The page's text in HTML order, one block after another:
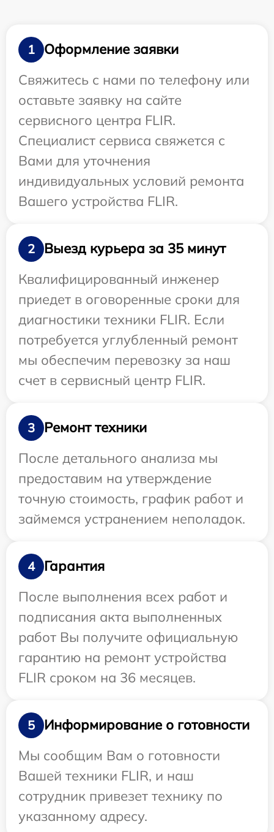
1
Оформление заявки
Свяжитесь с нами по телефону или
оставьте заявку на сайте
сервисного центра FLIR.
Специалист сервиса свяжется с
Вами для уточнения
индивидуальных условий ремонта
Вашего устройства FLIR.
2
Выезд курьера за 35 минут
Квалифицированный инженер
приедет в оговоренные сроки для
диагностики техники FLIR. Если
потребуется углубленный ремонт
мы обеспечим перевозку за наш
счет в сервисный центр FLIR.
3
Ремонт техники
После детального анализа мы
предоставим на утверждение
точную стоимость, график работ и
займемся устранением неполадок.
4
Гарантия
После выполнения всех работ и
подписания акта выполненных
работ Вы получите официальную
гарантию на ремонт устройства
FLIR сроком на 36 месяцев.
5
Информирование о готовности
Мы сообщим Вам о готовности
Вашей техники FLIR, и наш
сотрудник привезет технику по
указанному адресу.